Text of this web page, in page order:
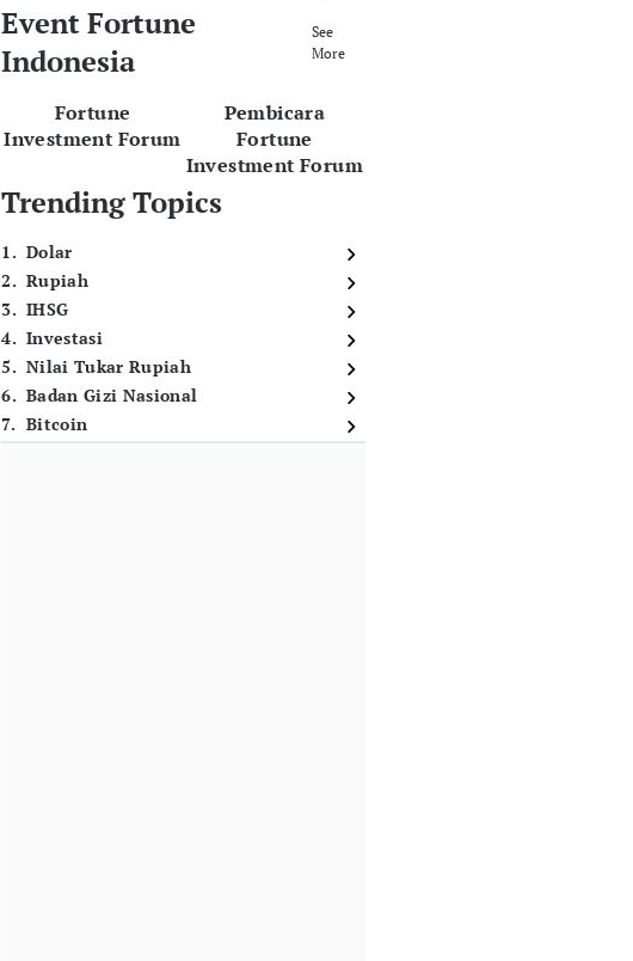
Event Fortune
Indonesia
See
More
Fortune
Investment Forum
Pembicara
Fortune
Investment Forum
Trending Topics
1. Dolar
2. Rupiah
3. IHSG
4. Investasi
5. Nilai Tukar Rupiah
6. Badan Gizi Nasional
7. Bitcoin